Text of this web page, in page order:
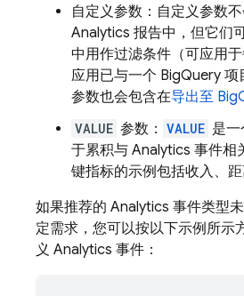
自定义参数：自定义参数
Analytics 报告中，但它们
中用作过滤条件（可应用
应用已与一个 BigQuery 项
参数也会包含在导出至
VALUE 参数： VALUE 是
于累积与 Analytics 事件相
键指标的示例包括收入、距
如果推荐的 Analytics 事件类型
定需求，您可以按以下示例所示
义 Analytics 事件：